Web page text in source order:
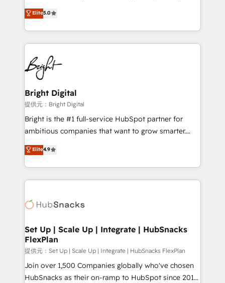
Growth-Driven Design Agency of the Year 🏆2016
Sales Enablement HubSpot Impact Award 🏆2015
HubSpot COS Performance Award 🏆2014 HubSpot
COS Design Award 🏆2013 HubSpot Marketplace
Partner 📆Founded in 1997
and nonprofits — to streamline operations, scale
revenue, and unlock the full potential of HubSpot.
With deep technical and industry expertise, we fuse
automation, integration, and AI innovation to deliver
lasting impact. We specialize in: • Turnkey and end-
to-end HubSpot implementations • Onboarding for
Sales, Service, Marketing & Content Hubs • AI voice
and chat agents, predictive automation, and smart
workflows • Salesforce + HubSpot integration •
RevOps and AI-driven sales enablement • Website
design and CMS development • ERP integration: SAP,
and CRM migration from any platform •
Client/member portals built on HubSpot • Custom
WooCommerce, BuilderTrend, and more Experience
the difference — reach out to see how AI + HubSpot
Elite5.0
Bright Digital
提供元：Bright Digital
Bright is the #1 full-service HubSpot partner for
ambitious companies that want to grow smarter.
From HubSpot onboarding, to training, from
developing a new website to lead generation and
digital marketing; we do it all (and with great
results)! In short, our services include: - HubSpot
HubSpot development: websites, custom modules,
marketing, advertising, campaigns, content and
design We connect people, data and technology to
improve customer experiences. With our bright
people, exciting ideas and can-do mentality, we
ensure revenue growth on a daily basis. So tell us
Elite4.9
Set Up | Scale Up | Integrate | HubSnacks
FlexPlan
提供元：Set Up | Scale Up | Integrate | HubSnacks FlexPlan
Join over 1,500 Companies globally who've chosen
HubSnacks as their on-ramp to HubSpot since 2014